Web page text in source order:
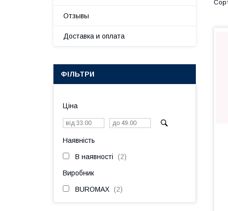
Отзывы
Доставка и оплата
ФІЛЬТРИ
Ціна
Наявність
В наявності 2
Виробник
BUROMAX 2